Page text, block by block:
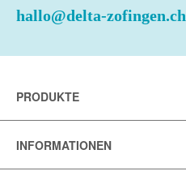
hallo@delta-zofingen.ch
PRODUKTE
INFORMATIONEN